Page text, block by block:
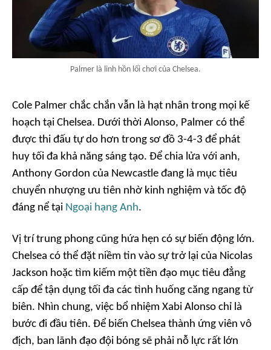
Palmer là linh hồn lối chơi của Chelsea.
Cole Palmer chắc chắn vẫn là hạt nhân trong mọi kế
hoạch tại Chelsea. Dưới thời Alonso, Palmer có thể
được thi đấu tự do hơn trong sơ đồ 3-4-3 để phát
huy tối đa khả năng sáng tạo. Để chia lửa với anh,
Anthony Gordon của Newcastle đang là mục tiêu
chuyển nhượng ưu tiên nhờ kinh nghiệm và tốc độ
đáng nể tại Ngoại hạng Anh.
Vị trí trung phong cũng hứa hẹn có sự biến động lớn.
Chelsea có thể đặt niềm tin vào sự trở lại của Nicolas
Jackson hoặc tìm kiếm một tiền đạo mục tiêu đẳng
cấp để tận dụng tối đa các tình huống căng ngang từ
biên. Nhìn chung, việc bổ nhiệm Xabi Alonso chỉ là
bước đi đầu tiên. Để biến Chelsea thành ứng viên vô
địch, ban lãnh đạo đội bóng sẽ phải nỗ lực rất lớn